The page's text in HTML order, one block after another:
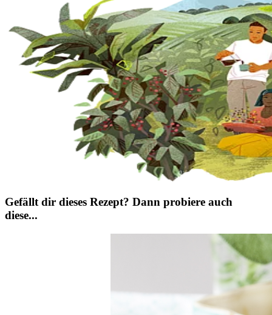
Gefällt dir dieses Rezept? Dann probiere auch
diese...